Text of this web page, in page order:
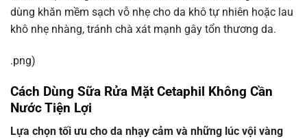
dùng khăn mềm sạch vỗ nhẹ cho da khô tự nhiên hoặc lau
khô nhẹ nhàng, tránh chà xát mạnh gây tổn thương da.
.png)
Cách Dùng Sữa Rửa Mặt Cetaphil Không Cần
Nước Tiện Lợi
Lựa chọn tối ưu cho da nhạy cảm và những lúc vội vàng